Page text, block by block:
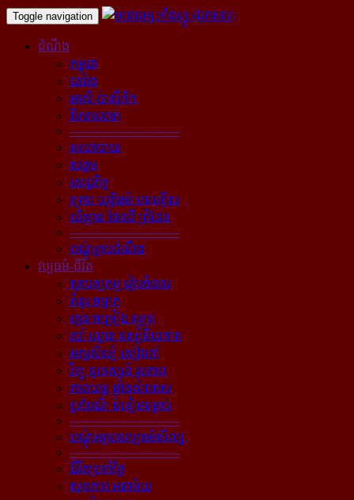
Toggle navigation
ដំណឹង
កម្ពុជា
បារាំង
អាស៊ី-ប៉ាស៊ីភិក
ពិភពលោក
----------------------------
នយោបាយ
សង្គម
សេដ្ឋកិច្ច
គ្រោះ យុត្តិធម៌ បទល្មើស
បរិស្ថាន ផែនដី ព្រំដែន
----------------------------
បណ្ដុំគ្រប់ដំណឹង
វប្បធម៌-ជីវិត
ស្ថាបត្យកម្ម រៀបចំនគរ
គំនូរ ចម្លាក់
ភ្លេង ចម្រៀង ស្មូត្រ
របាំ ល្ខោន ទស្សនីយភាព
អក្សសិល្ប៍ សៀវភៅ
វិទ្យុ ទូរទស្សន៍ រូបភាព
ភាពយន្ដ ផ្ទាំងសំពត់ស
ប្រពៃណី ទំនៀមទម្លាប់
----------------------------
បណ្ដុំអត្ថបទវប្បធម៌សិល្បៈ
----------------------------
ជីវិតប្រចាំថ្ងៃ
សុខភាព អនាម័យ